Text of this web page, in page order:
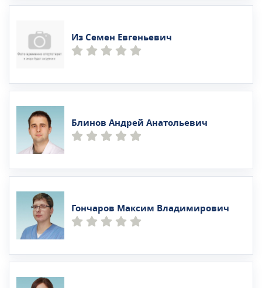
Из Семен Евгеньевич
Блинов Андрей Анатольевич
Гончаров Максим Владимирович